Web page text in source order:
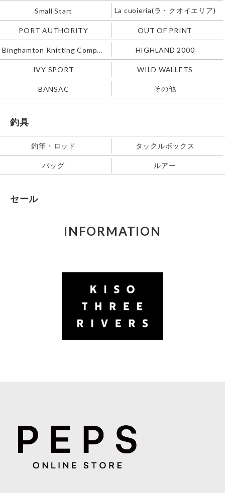
Small Start La cuoieria(ラ・クオイエリア)
PORT AUTHORITY OUT OF PRINT
Binghamton Knitting Company HIGHLAND 2000
IVY SPORT WILD WALLETS
BANSAC その他
釣具
釣竿・ロッド タックルボックス
バッグ ルアー
セール
INFORMATION